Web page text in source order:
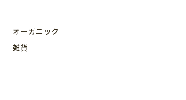
オーガニック
雑貨